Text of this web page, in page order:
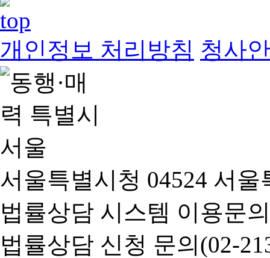
개인정보 처리방침 청사
서울특별시청 04524 서
법률상담 시스템 이용문
법률상담 신청 문의(02-